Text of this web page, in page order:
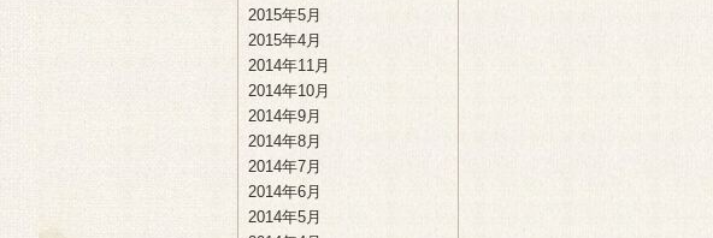
2015年5月
2015年4月
2014年11月
2014年10月
2014年9月
2014年8月
2014年7月
2014年6月
2014年5月